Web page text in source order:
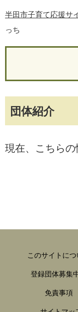
半田市子育て応援サ
っち
団体紹介
現在、こちら
このサイトにつ
登録団体募集
免責事項